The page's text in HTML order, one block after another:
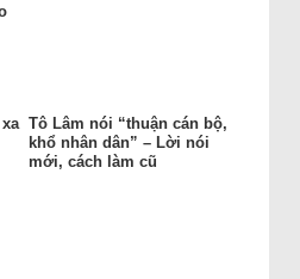
Tô Lâm nói “thuận cán bộ,
khổ nhân dân” – Lời nói
mới, cách làm cũ